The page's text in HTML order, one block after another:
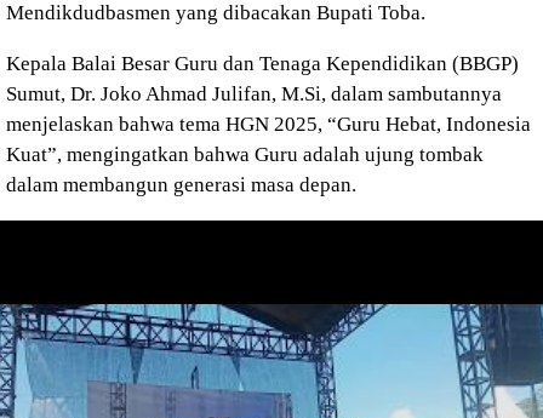
Mendikdudbasmen yang dibacakan Bupati Toba.
Kepala Balai Besar Guru dan Tenaga Kependidikan (BBGP)
Sumut, Dr. Joko Ahmad Julifan, M.Si, dalam sambutannya
menjelaskan bahwa tema HGN 2025, “Guru Hebat, Indonesia
Kuat”, mengingatkan bahwa Guru adalah ujung tombak
dalam membangun generasi masa depan.